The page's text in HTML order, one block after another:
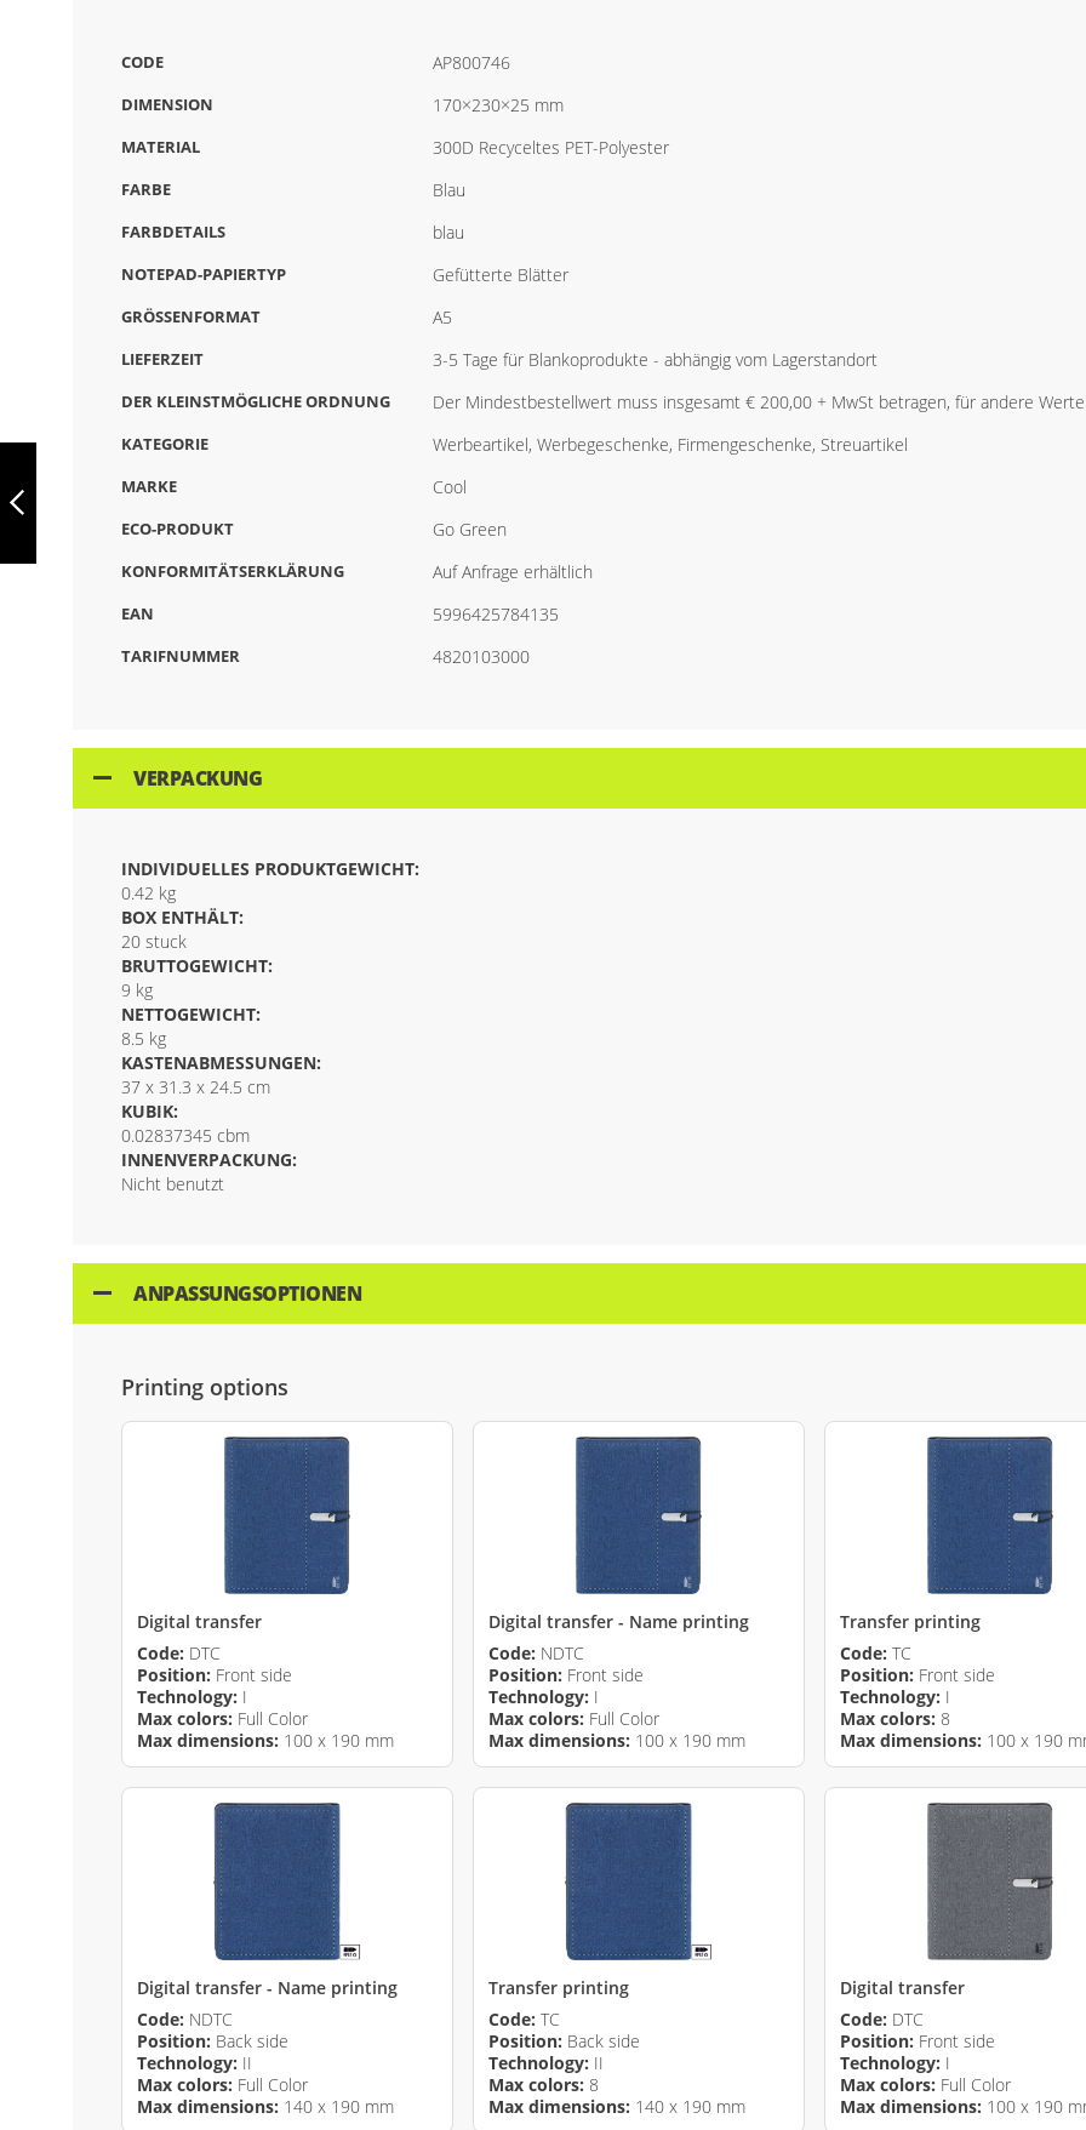
SHEPHERD A4,
DOKUMENTENMAPPE,
CODE AP800746
DIMENSION 170×230×25 mm
MATERIAL 300D Recyceltes PET-Polyester
FARBE Blau
FARBDETAILS blau
NOTEPAD-PAPIERTYP Gefütterte Blätter
GRÖSSENFORMAT A5
LIEFERZEIT 3-5 Tage für Blankoprodukte - abhängig vom Lagerstandort
DER KLEINSTMÖGLICHE ORDNUNG Der Mindestbestellwert muss insgesamt € 200,00 + MwSt betragen, für andere
KATEGORIE Werbeartikel, Werbegeschenke, Firmengeschenke, Streuartikel
MARKE Cool
ECO-PRODUKT Go Green
KONFORMITÄTSERKLÄRUNG Auf Anfrage erhältlich
EAN 5996425784135
TARIFNUMMER 4820103000
VERPACKUNG
INDIVIDUELLES PRODUKTGEWICHT:
0.42 kg
BOX ENTHÄLT:
20 stuck
BRUTTOGEWICHT:
9 kg
NETTOGEWICHT:
8.5 kg
KASTENABMESSUNGEN:
37 x 31.3 x 24.5 cm
KUBIK:
0.02837345 cbm
INNENVERPACKUNG:
Nicht benutzt
ANPASSUNGSOPTIONEN
Printing options
Digital transfer
Code: DTC
Position: Front side
Technology: I
Max colors: Full Color
Max dimensions: 100 x 190 mm
Digital transfer - Name printing
Code: NDTC
Position: Front side
Technology: I
Max colors: Full Color
Max dimensions: 100 x 190 mm
Transfer printing
Code: TC
Position: Front side
Technology: I
Max colors: 8
Max dimensions: 100 x 190
Digital transfer - Name printing
Code: NDTC
Position: Back side
Technology: II
Max colors: Full Color
Max dimensions: 140 x 190 mm
Transfer printing
Code: TC
Position: Back side
Technology: II
Max colors: 8
Max dimensions: 140 x 190 mm
Digital transfer
Code: DTC
Position: Front side
Technology: I
Max colors: Full Color
Max dimensions: 100 x 190